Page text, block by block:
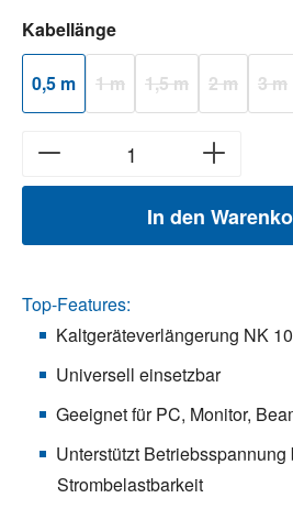
Kabellängeauswählen
0,5 m 1 m(Diese Option ist zurzeit nicht
1,5 m(Diese Option ist
2 m(Diese3 m
In den
Top-Features:
Kaltgeräteverlängerung NK
Universell einsetzbar
Geeignet für PC, Monitor,
Unterstützt
Strombelastbarkeit